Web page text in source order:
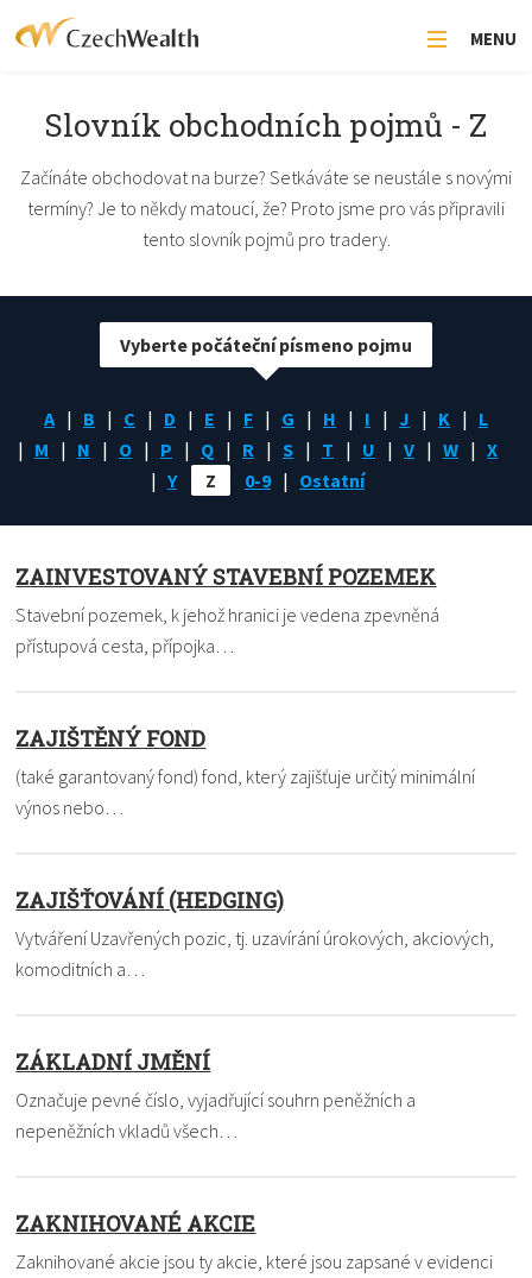
MENU
Slovník obchodních pojmů - Z
Začínáte obchodovat na burze? Setkáváte se neustále s novými
termíny? Je to někdy matoucí, že? Proto jsme pro vás připravili
tento slovník pojmů pro tradery.
A B C D E F G H I J K
L
M
N O P Q R S T U V W
X
Y
Z 0-9 Ostatní
Vyberte počáteční písmeno pojmu
ZAINVESTOVANÝ STAVEBNÍ POZEMEK
Stavební pozemek, k jehož hranici je vedena zpevněná
přístupová cesta, přípojka…
ZAJIŠTĚNÝ FOND
(také garantovaný fond) fond, který zajišťuje určitý minimální
výnos nebo…
ZAJIŠŤOVÁNÍ (HEDGING)
Vytváření Uzavřených pozic, tj. uzavírání úrokových, akciových,
komoditních a…
ZÁKLADNÍ JMĚNÍ
Označuje pevné číslo, vyjadřující souhrn peněžních a
nepeněžních vkladů všech…
ZAKNIHOVANÉ AKCIE
Zaknihované akcie jsou ty akcie, které jsou zapsané v evidenci